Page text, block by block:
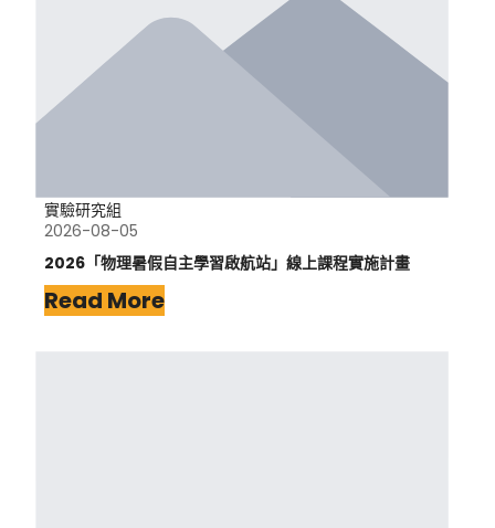
實驗研究組
2026-08-05
2026「物理暑假自主學習啟航站」線上課程實施計畫
Read More